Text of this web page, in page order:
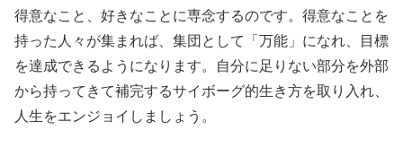
得意なこと、好きなことに専念するのです。得意なことを
持った人々が集まれば、集団として「万能」になれ、目標
を達成できるようになります。自分に足りない部分を外部
から持ってきて補完するサイボーグ的生き方を取り入れ、
人生をエンジョイしましょう。